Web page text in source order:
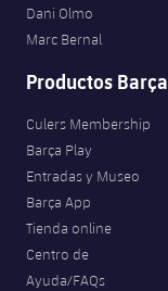
Dani Olmo
Marc Bernal
Productos Barça
Culers Membership
Barça Play
Entradas y Museo
Barça App
Tienda online
Centro de
Ayuda/FAQs